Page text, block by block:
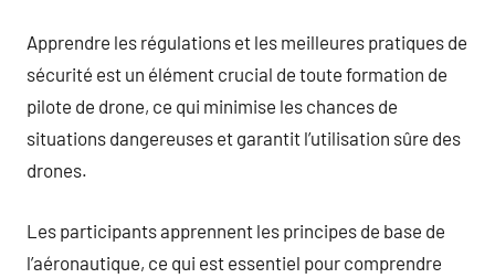
Apprendre les régulations et les meilleures pratiques de
sécurité est un élément crucial de toute formation de
pilote de drone, ce qui minimise les chances de
situations dangereuses et garantit l’utilisation sûre des
drones.
Les participants apprennent les principes de base de
l’aéronautique, ce qui est essentiel pour comprendre